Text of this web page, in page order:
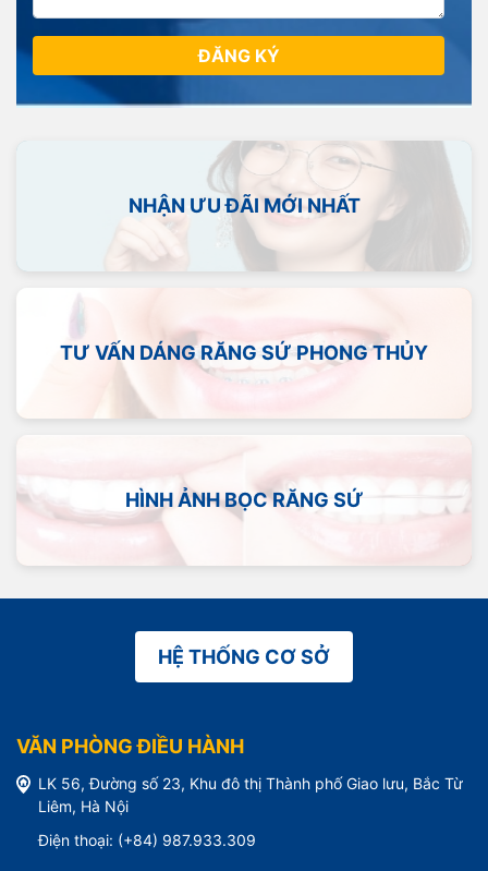
ĐĂNG KÝ
NHẬN ƯU ĐÃI MỚI NHẤT
TƯ VẤN DÁNG RĂNG SỨ PHONG THỦY
HÌNH ẢNH BỌC RĂNG SỨ
HỆ THỐNG CƠ SỞ
VĂN PHÒNG ĐIỀU HÀNH
LK 56, Đường số 23, Khu đô thị Thành phố Giao lưu, Bắc Từ
Liêm, Hà Nội
Điện thoại: (+84) 987.933.309